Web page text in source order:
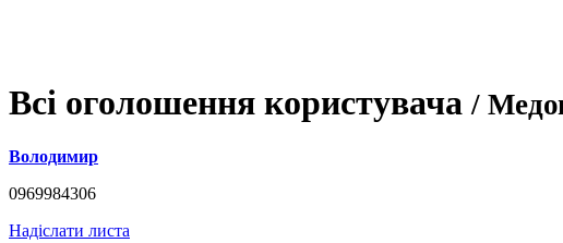
Всі оголошення користувача/
Володимир
0969984306
Надіслати листа